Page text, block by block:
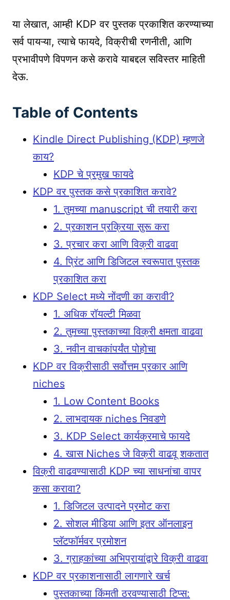
या लेखात, आम्ही KDP वर पुस्तक प्रकाशित करण्याच्या
सर्व पायऱ्या, त्याचे फायदे, विक्रीची रणनीती, आणि
प्रभावीपणे विपणन कसे करावे याबद्दल सविस्तर माहिती
देऊ.
Table of Contents
Kindle Direct Publishing (KDP) म्हणजे
काय?
KDP चे प्रमुख फायदे
KDP वर पुस्तक कसे प्रकाशित करावे?
1. तुमच्या manuscript ची तयारी करा
2. प्रकाशन प्रक्रिया सुरू करा
3. प्रचार करा आणि विक्री वाढवा
4. प्रिंट आणि डिजिटल स्वरूपात पुस्तक
प्रकाशित करा
KDP Select मध्ये नोंदणी का करावी?
1. अधिक रॉयल्टी मिळवा
2. तुमच्या पुस्तकाच्या विक्री क्षमता वाढवा
3. नवीन वाचकांपर्यंत पोहोचा
KDP वर विक्रीसाठी सर्वोत्तम प्रकार आणि
niches
1. Low Content Books
2. लाभदायक niches निवडणे
3. KDP Select कार्यक्रमाचे फायदे
4. खास Niches जे विक्री वाढवू शकतात
विक्री वाढवण्यासाठी KDP च्या साधनांचा वापर
कसा करावा?
1. डिजिटल उत्पादने प्रमोट करा
2. सोशल मीडिया आणि इतर ऑनलाइन
प्लॅटफॉर्मवर प्रमोशन
3. ग्राहकांच्या अभिप्रायांद्वारे विक्री वाढवा
KDP वर प्रकाशनासाठी लागणारे खर्च
पुस्तकाच्या किंमती ठरवण्यासाठी टिप्स: